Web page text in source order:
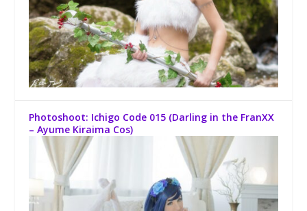
Photoshoot: Ichigo Code 015 (Darling in the FranXX
– Ayume Kiraima Cos)